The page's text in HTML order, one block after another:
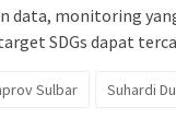
data, monitoring
SDGs dapat
Sulbar Suhardi